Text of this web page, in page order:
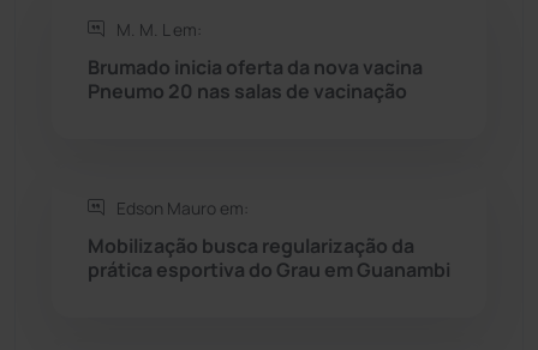
Rio do Antônio
Rio do Pires
Seabra
Sebastião Laranjeiras (96)
M. M. L em:
Brumado inicia oferta da nova vacina
Pneumo 20 nas salas de vacinação
Edson Mauro em:
Mobilização busca regularização da
prática esportiva do Grau em Guanambi